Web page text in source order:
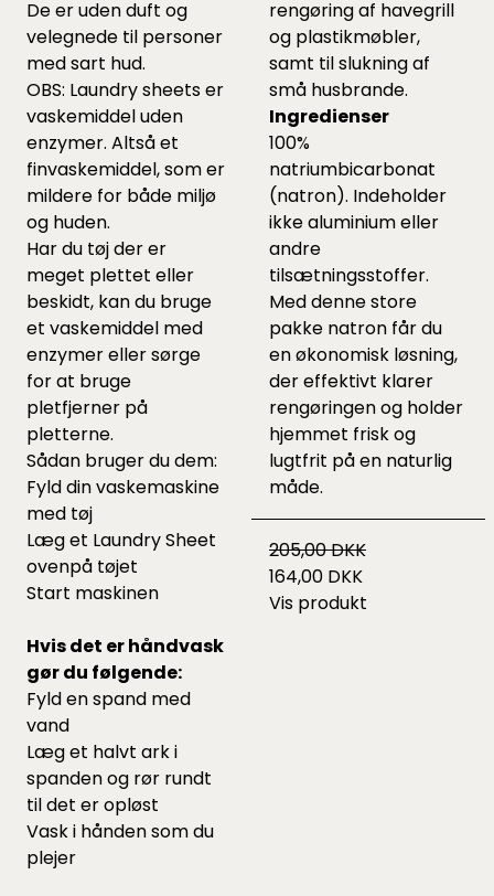
De er uden duft og
velegnede til personer
med sart hud.
OBS: Laundry sheets er
vaskemiddel uden
enzymer. Altså et
finvaskemiddel, som er
mildere for både miljø
og huden.
Har du tøj der er
meget plettet eller
beskidt, kan du bruge
et vaskemiddel med
enzymer eller sørge
for at bruge
pletfjerner på
pletterne.
Sådan bruger du dem:
Fyld din vaskemaskine
med tøj
Læg et Laundry Sheet
ovenpå tøjet
Start maskinen
Hvis det er håndvask
gør du følgende:
Fyld en spand med
vand
Læg et halvt ark i
spanden og rør rundt
til det er opløst
Vask i hånden som du
plejer
rengøring af havegrill
og plastikmøbler,
samt til slukning af
små husbrande.
Ingredienser
100%
natriumbicarbonat
(natron). Indeholder
ikke aluminium eller
andre
tilsætningsstoffer.
Med denne store
pakke natron får du
en økonomisk løsning,
der effektivt klarer
rengøringen og holder
hjemmet frisk og
lugtfrit på en naturlig
måde.
205,00 DKK
164,00 DKK
Vis produkt